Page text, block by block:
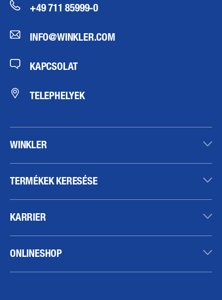
+49 711 85999-0
INFO@WINKLER.COM
KAPCSOLAT
TELEPHELYEK
WINKLER
TERMÉKEK KERESÉSE
KARRIER
ONLINESHOP